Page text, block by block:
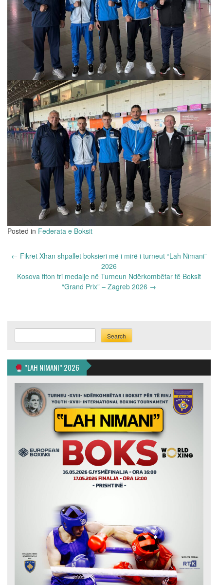
Posted in Federata e Boksit
Post
← Fikret Xhan shpallet boksieri më i mirë i turneut “Lah Nimani”
2026
Kosova fiton tri medalje në Turneun Ndërkombëtar të Boksit
“Grand Prix” – Zagreb 2026 →
Search
”LAH NIMANI” 2026